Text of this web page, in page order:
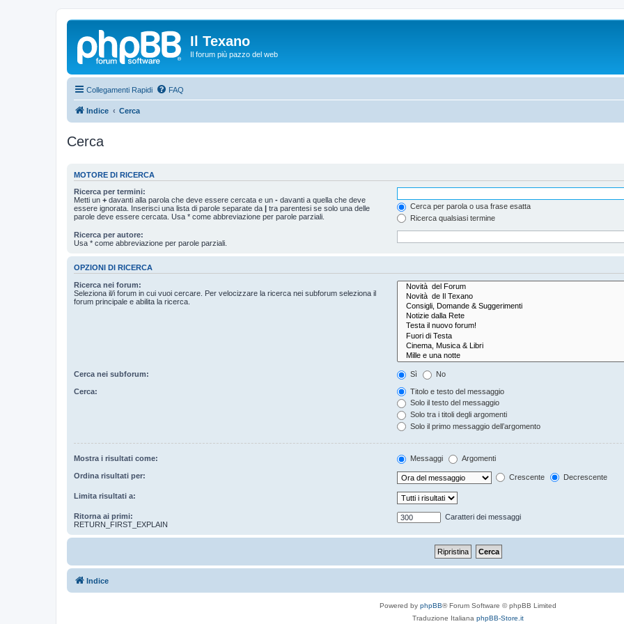
Il Texano
Il forum più pazzo del web
Collegamenti Rapidi FAQ
Indice Cerca
Cerca
MOTORE DI RICERCA
Ricerca per termini:
Metti un + davanti alla parola che deve essere cercata e un - davanti a quella che deve
essere ignorata. Inserisci una lista di parole separate da | tra parentesi se solo una delle
parole deve essere cercata. Usa * come abbreviazione per parole parziali.
Cerca per parola o usa frase esatta
Ricerca qualsiasi termine
Ricerca per autore:
Usa * come abbreviazione per parole parziali.
OPZIONI DI RICERCA
Ricerca nei forum:
Seleziona il/i forum in cui vuoi cercare. Per velocizzare la ricerca nei subforum seleziona il
forum principale e abilita la ricerca.
Cerca nei subforum: Sì No
Cerca:
Titolo e testo del messaggio
Solo il testo del messaggio
Solo tra i titoli degli argomenti
Solo il primo messaggio dell’argomento
Mostra i risultati come: Messaggi Argomenti
Ordina risultati per: Crescente Decrescente
Limita risultati a:
Ritorna ai primi:
RETURN_FIRST_EXPLAIN
Caratteri dei messaggi
Indice
Powered by phpBB® Forum Software © phpBB Limited
Traduzione Italiana phpBB-Store.it